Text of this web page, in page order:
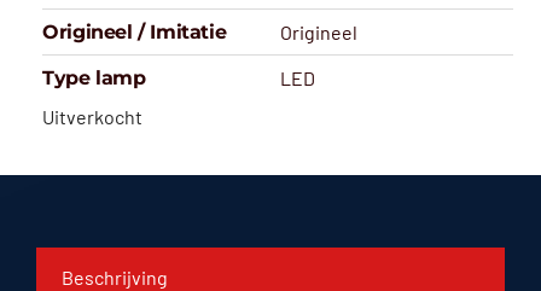
Origineel / Imitatie
Origineel
Type lamp
LED
Uitverkocht
Beschrijving